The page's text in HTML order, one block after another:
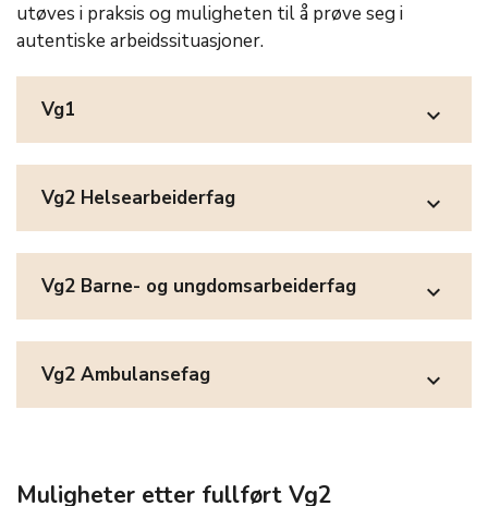
utøves i praksis og muligheten til å prøve seg i
autentiske arbeidssituasjoner.
Vg1 expand_more
Vg2 Helsearbeiderfag expand_more
Vg2 Barne- og ungdomsarbeiderfag expand_more
Vg2 Ambulansefag expand_more
Muligheter etter fullført Vg2